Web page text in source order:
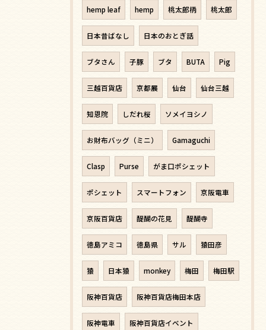
hemp leaf hemp 桃太郎柄 桃太郎
日本昔ばなし 日本のおとぎ話
ブタさん 子豚 ブタ BUTA Pig
三越百貨店 京都展 仙台 仙台三越
知恩院 しだれ桜 ソメイヨシノ
お財布バッグ（ミニ） Gamaguchi
Clasp Purse がま口ポシェット
ポシェット スマートフォン 京阪電車
京阪百貨店 醍醐の花見 醍醐寺
徳島アミコ 徳島県 サル 猿田彦
猿 日本猿 monkey 梅田 梅田駅
阪神百貨店 阪神百貨店梅田本店
阪神電車 阪神百貨店イベント